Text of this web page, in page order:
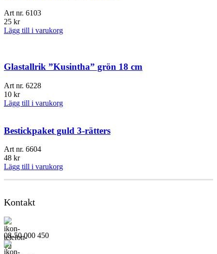
Art nr. 6103
25 kr
Lägg till i varukorg
Glastallrik ”Kusintha” grön 18 cm
Art nr. 6228
10 kr
Lägg till i varukorg
Bestickpaket guld 3-rätters
Art nr. 6604
48 kr
Lägg till i varukorg
Kontakt
08-50 000 450